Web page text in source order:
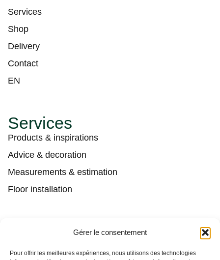
Gérer le consentement
Pour offrir les meilleures expériences, nous utilisons des technologies
Services
Shop
Delivery
Contact
EN
Services
Products & inspirations
Advice & decoration
Measurements & estimation
Floor installation